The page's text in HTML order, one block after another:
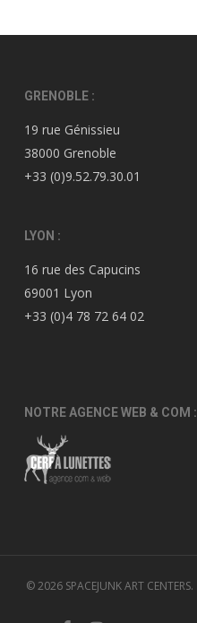
GRENOBLE :
19 rue Génissieu
38000 Grenoble
+33 (0)9.52.79.30.01
LYON :
16 rue des Capucins
69001 Lyon
+33 (0)4 78 72 64 02
NOTRE AGENCE WEB & COM :
© 2026 SPACEJUNK ART CENTERS.